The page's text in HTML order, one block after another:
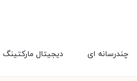
دیجیتال مارکتینگ چندرسانه ای